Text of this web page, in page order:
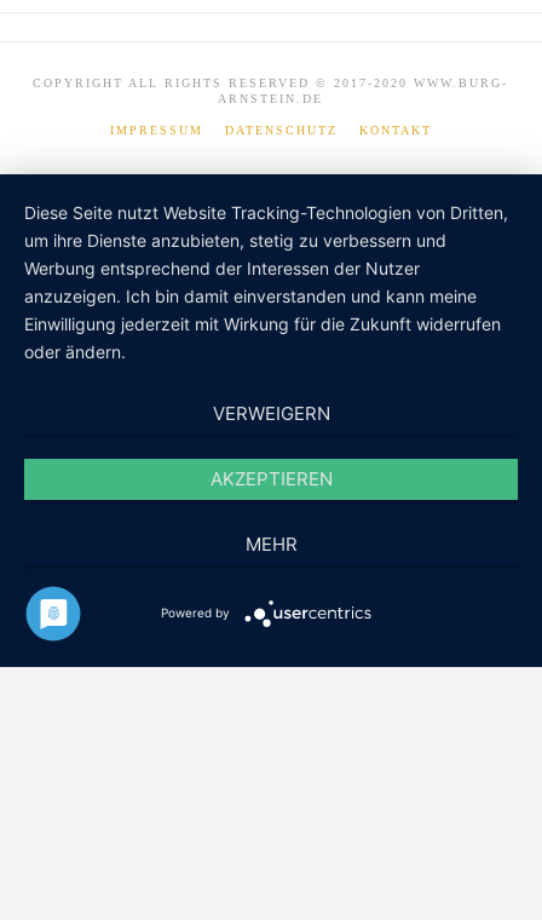
COPYRIGHT ALL RIGHTS RESERVED © 2017-2020 WWW.BURG-
ARNSTEIN.DE
IMPRESSUM DATENSCHUTZ KONTAKT
Diese Seite nutzt Website Tracking-Technologien von Dritten,
um ihre Dienste anzubieten, stetig zu verbessern und
Werbung entsprechend der Interessen der Nutzer
anzuzeigen. Ich bin damit einverstanden und kann meine
Einwilligung jederzeit mit Wirkung für die Zukunft widerrufen
oder ändern.
VERWEIGERN
AKZEPTIEREN
MEHR
Powered by